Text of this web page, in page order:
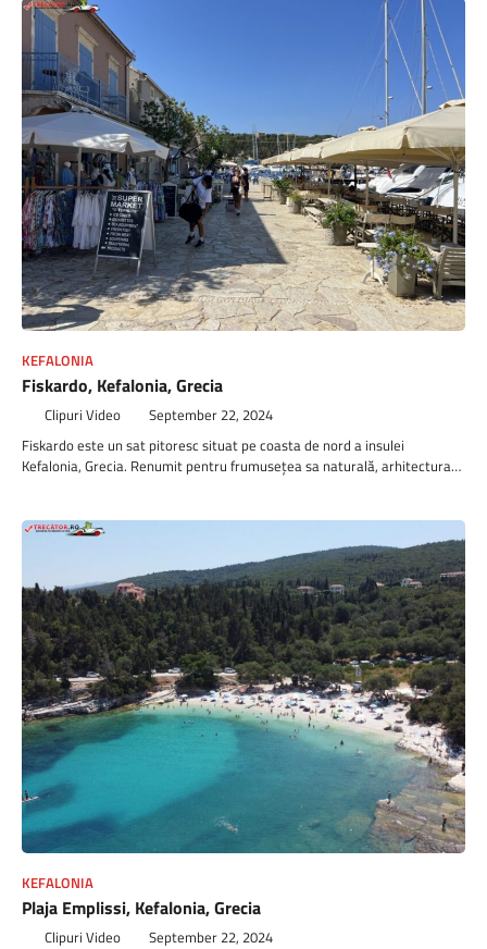
KEFALONIA
Fiskardo, Kefalonia, Grecia
Clipuri Video September 22, 2024
Fiskardo este un sat pitoresc situat pe coasta de nord a insulei
Kefalonia, Grecia. Renumit pentru frumusețea sa naturală, arhitectura…
KEFALONIA
Plaja Emplissi, Kefalonia, Grecia
Clipuri Video September 22, 2024